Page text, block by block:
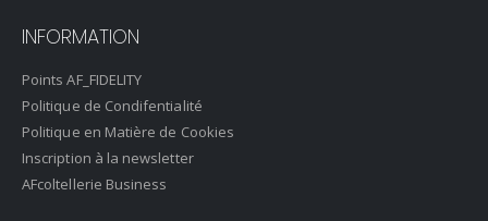
INFORMATION
Points AF_FIDELITY
Politique de Condifentialité
Politique en Matière de Cookies
Inscription à la newsletter
AFcoltellerie Business